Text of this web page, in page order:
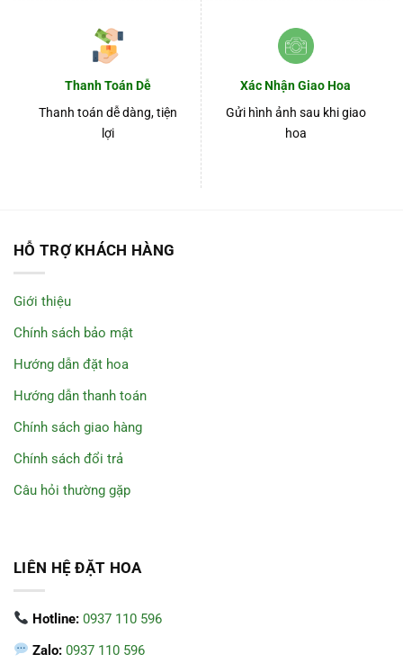
Thanh Toán Dễ
Thanh toán dễ dàng, tiện
lợi
Xác Nhận Giao Hoa
Gửi hình ảnh sau khi giao
hoa
HỖ TRỢ KHÁCH HÀNG
Giới thiệu
Chính sách bảo mật
Hướng dẫn đặt hoa
Hướng dẫn thanh toán
Chính sách giao hàng
Chính sách đổi trả
Câu hỏi thường gặp
LIÊN HỆ ĐẶT HOA
Hotline: 0937 110 596
Zalo: 0937 110 596